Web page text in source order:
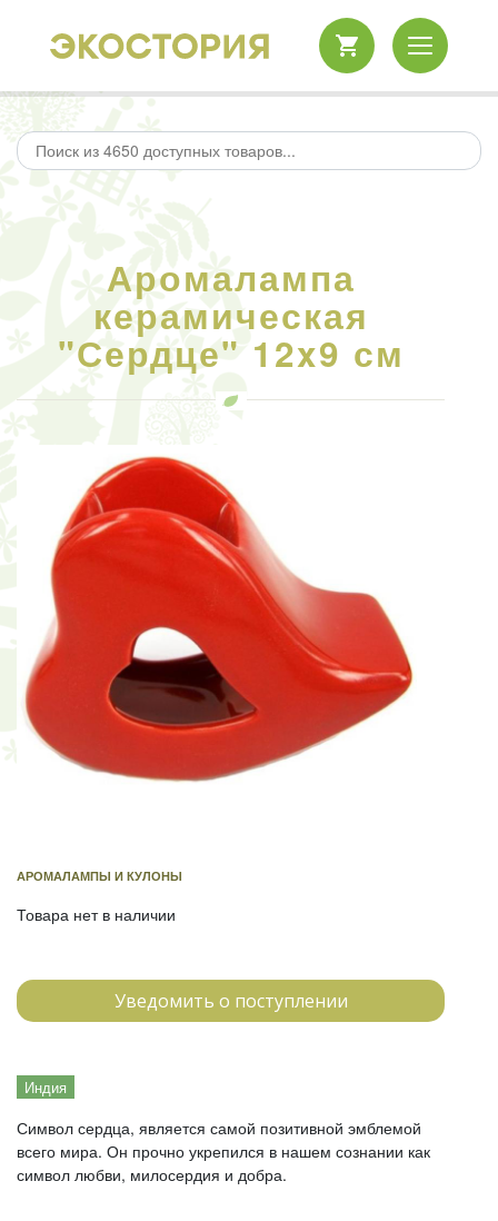
Аромалампа
керамическая
"Сердце" 12x9 см
АРОМАЛАМПЫ И КУЛОНЫ
Товара нет в наличии
Уведомить о поступлении
Индия
Символ сердца, является самой позитивной эмблемой
всего мира. Он прочно укрепился в нашем сознании как
символ любви, милосердия и добра.